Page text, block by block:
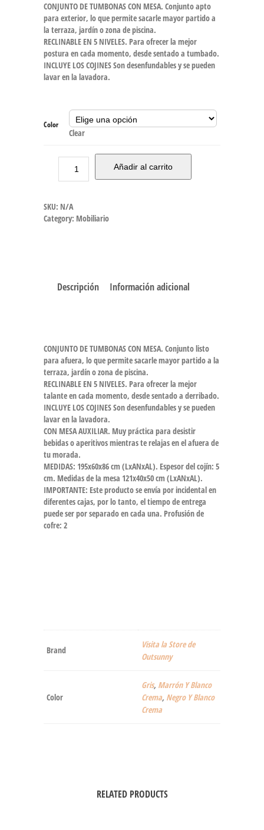
CONJUNTO DE TUMBONAS CON MESA. Conjunto apto
para exterior, lo que permite sacarle mayor partido a
la terraza, jardín o zona de piscina.
RECLINABLE EN 5 NIVELES. Para ofrecer la mejor
postura en cada momento, desde sentado a tumbado.
INCLUYE LOS COJINES Son desenfundables y se pueden
lavar en la lavadora.
Color
Clear
Añadir al carrito
SKU: N/A
Category: Mobiliario
Descripción Información adicional
CONJUNTO DE TUMBONAS CON MESA. Conjunto listo
para afuera, lo que permite sacarle mayor partido a la
terraza, jardín o zona de piscina.
RECLINABLE EN 5 NIVELES. Para ofrecer la mejor
talante en cada momento, desde sentado a derribado.
INCLUYE LOS COJINES Son desenfundables y se pueden
lavar en la lavadora.
CON MESA AUXILIAR. Muy práctica para desistir
bebidas o aperitivos mientras te relajas en el afuera de
tu morada.
MEDIDAS: 195x60x86 cm (LxANxAL). Espesor del cojín: 5
cm. Medidas de la mesa 121x40x50 cm (LxANxAL).
IMPORTANTE: Este producto se envía por incidental en
diferentes cajas, por lo tanto, el tiempo de entrega
puede ser por separado en cada una. Profusión de
cofre: 2
Brand
Visita la Store de
Outsunny
Color
Gris, Marrón Y Blanco
Crema, Negro Y Blanco
Crema
RELATED PRODUCTS